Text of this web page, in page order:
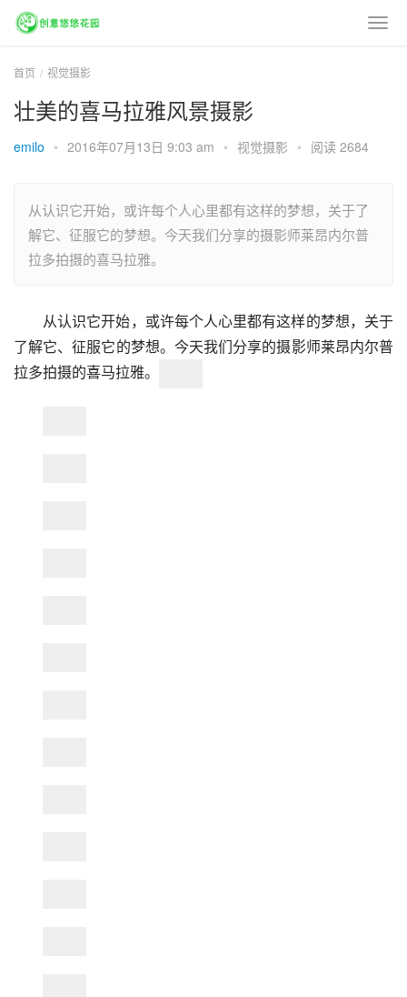
首页 视觉摄影
壮美的喜马拉雅风景摄影
emilo • 2016年07月13日 9:03 am • 视觉摄影 • 阅读 2684
从认识它开始，或许每个人心里都有这样的梦想，关于了
解它、征服它的梦想。今天我们分享的摄影师莱昂内尔普
拉多拍摄的喜马拉雅。
从认识它开始，或许每个人心里都有这样的梦想，关于
了解它、征服它的梦想。今天我们分享的摄影师莱昂内尔普
拉多拍摄的喜马拉雅。